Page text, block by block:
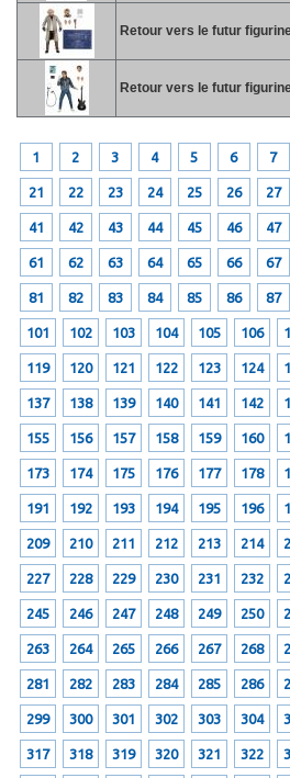
Retour vers le futur
Retour vers le futur
1 2 3 4 5 6 7
21 22 23 24 25 26 27
41 42 43 44 45 46 47
61 62 63 64 65 66 67
81 82 83 84 85 86 87
101 102 103 104 105 106
119 120 121 122 123 124
137 138 139 140 141 142
155 156 157 158 159 160
173 174 175 176 177 178
191 192 193 194 195 196
209 210 211 212 213 214
227 228 229 230 231 232
245 246 247 248 249 250
263 264 265 266 267 268
281 282 283 284 285 286
299 300 301 302 303 304
317 318 319 320 321 322